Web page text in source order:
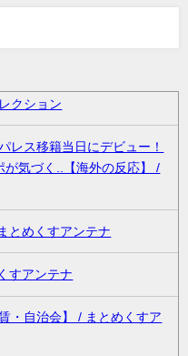
クション
レス移籍当日にデビュー！
が気づく..【海外の反応】 /
とめくすアンテナ
すアンテナ
・自治会】 / まとめくすア